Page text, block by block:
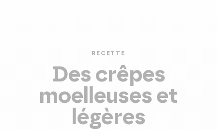
RECETTE
Des crêpes
moelleuses et
légères